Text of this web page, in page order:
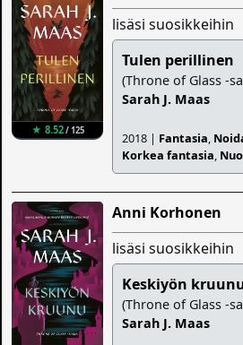
★ 8.52/ 125
lisäsi suosikkeihin
Tulen perillinen
(Throne of Glass -
Sarah J. Maas
2018 | Fantasia,
Korkea fantasia,
Anni Korhonen
lisäsi suosikkeihin
Keskiyön
(Throne of Glass -
Sarah J. Maas